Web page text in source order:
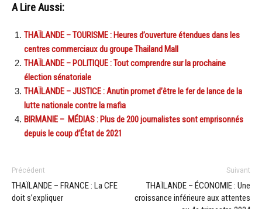
A Lire Aussi:
THAÏLANDE – TOURISME : Heures d’ouverture étendues dans les
centres commerciaux du groupe Thailand Mall
THAÏLANDE – POLITIQUE : Tout comprendre sur la prochaine
élection sénatoriale
THAÏLANDE – JUSTICE : Anutin promet d’être le fer de lance de la
lutte nationale contre la mafia
BIRMANIE – MÉDIAS : Plus de 200 journalistes sont emprisonnés
depuis le coup d’État de 2021
Précédent
THAÏLANDE – FRANCE : La CFE
doit s’expliquer
Suivant
THAÏLANDE – ÉCONOMIE : Une
croissance inférieure aux attentes